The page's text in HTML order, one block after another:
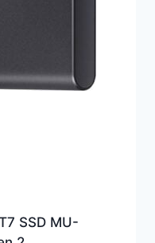
SSD MU-